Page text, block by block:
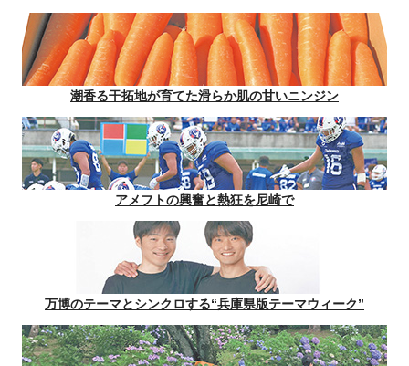
潮香る干拓地が育てた滑らか肌の甘いニンジン
アメフトの興奮と熱狂を尼崎で
万博のテーマとシンクロする“兵庫県版テーマウィーク”